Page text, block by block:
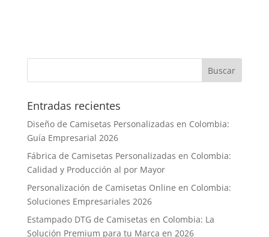
Entradas recientes
Diseño de Camisetas Personalizadas en Colombia:
Guía Empresarial 2026
Fábrica de Camisetas Personalizadas en Colombia:
Calidad y Producción al por Mayor
Personalización de Camisetas Online en Colombia:
Soluciones Empresariales 2026
Estampado DTG de Camisetas en Colombia: La
Solución Premium para tu Marca en 2026